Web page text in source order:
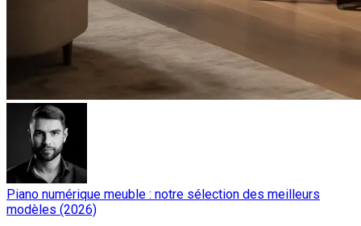
Piano numérique meuble : notre sélection des meilleurs
modèles (2026)